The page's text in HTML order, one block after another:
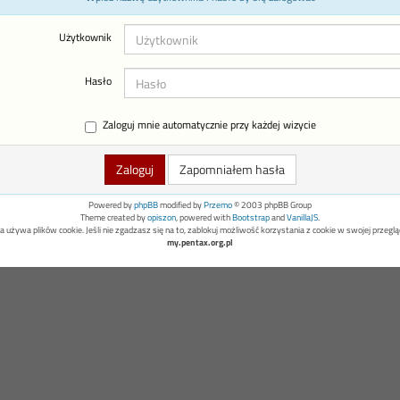
Użytkownik
Hasło
Zaloguj mnie automatycznie przy każdej wizycie
Zapomniałem hasła
Powered byphpBBmodified byPrzemo© 2003 phpBB Group
Theme created byopiszon, powered withBootstrapandVanillaJS.
używa plików cookie. Jeśli nie zgadzasz się na to, zablokuj możliwość korzystania z cookie w swojej
my.pentax.org.pl